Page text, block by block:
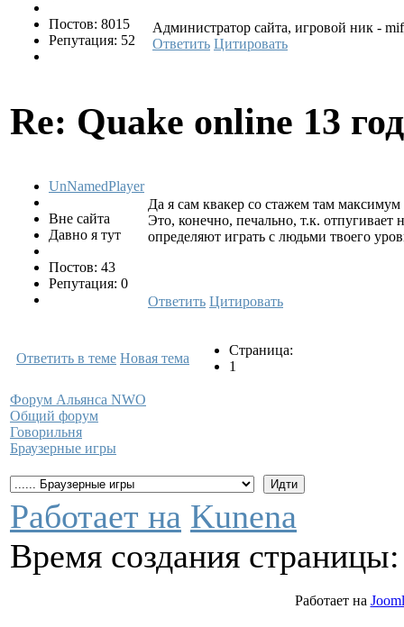
Постов: 8015
Репутация: 52
Администратор сайта, игровой ник -
Ответить Цитировать
Re: Quake online 13
UnNamedPlayer
Вне сайта
Давно я тут
Постов: 43
Репутация: 0
Да я сам квакер со стажем там
Это, конечно, печально, т.к. отпугивает
определяют играть с людьми твоего
Ответить Цитировать
Ответить в теме Новая тема
Страница:
1
Форум Альянса NWO
Общий форум
Говорильня
Браузерные игры
Работает на Kunena
Время создания
Работает на